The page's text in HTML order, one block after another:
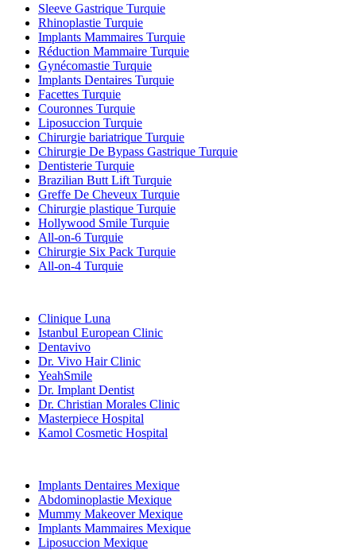
Sleeve Gastrique Turquie
Rhinoplastie Turquie
Implants Mammaires Turquie
Réduction Mammaire Turquie
Gynécomastie Turquie
Implants Dentaires Turquie
Facettes Turquie
Couronnes Turquie
Liposuccion Turquie
Chirurgie bariatrique Turquie
Chirurgie De Bypass Gastrique Turquie
Dentisterie Turquie
Brazilian Butt Lift Turquie
Greffe De Cheveux Turquie
Chirurgie plastique Turquie
Hollywood Smile Turquie
All-on-6 Turquie
Chirurgie Six Pack Turquie
All-on-4 Turquie
Clinique Luna
Istanbul European Clinic
Dentavivo
Dr. Vivo Hair Clinic
YeahSmile
Dr. Implant Dentist
Dr. Christian Morales Clinic
Masterpiece Hospital
Kamol Cosmetic Hospital
Implants Dentaires Mexique
Abdominoplastie Mexique
Mummy Makeover Mexique
Implants Mammaires Mexique
Liposuccion Mexique